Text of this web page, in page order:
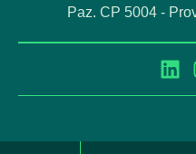
Paz. CP 5004 -